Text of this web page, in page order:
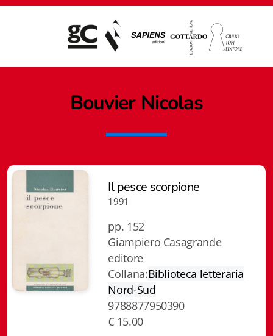
Bouvier Nicolas
Il pesce scorpione
1991
pp. 152
Giampiero Casagrande
editore
Collana:Biblioteca letteraria
Nord-Sud
9788877950390
€ 15.00
Giampiero Casagrande editore
Biblioteca letteraria Nord-Sud